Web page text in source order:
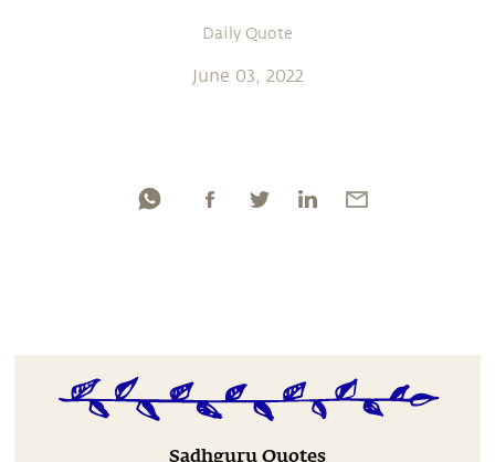
Daily Quote
June 03, 2022
Sadhguru Quotes